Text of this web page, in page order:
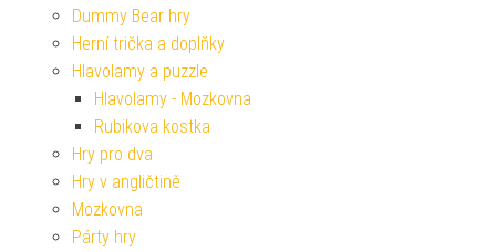
Dummy Bear hry
Herní trička a doplňky
Hlavolamy a puzzle
Hlavolamy - Mozkovna
Rubikova kostka
Hry pro dva
Hry v angličtině
Mozkovna
Párty hry